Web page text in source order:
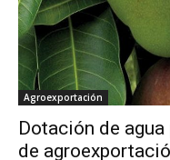
Agroexportación
Dotación de
de